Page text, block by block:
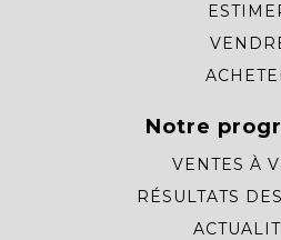
Notre
VENTES À
RÉSULTATS